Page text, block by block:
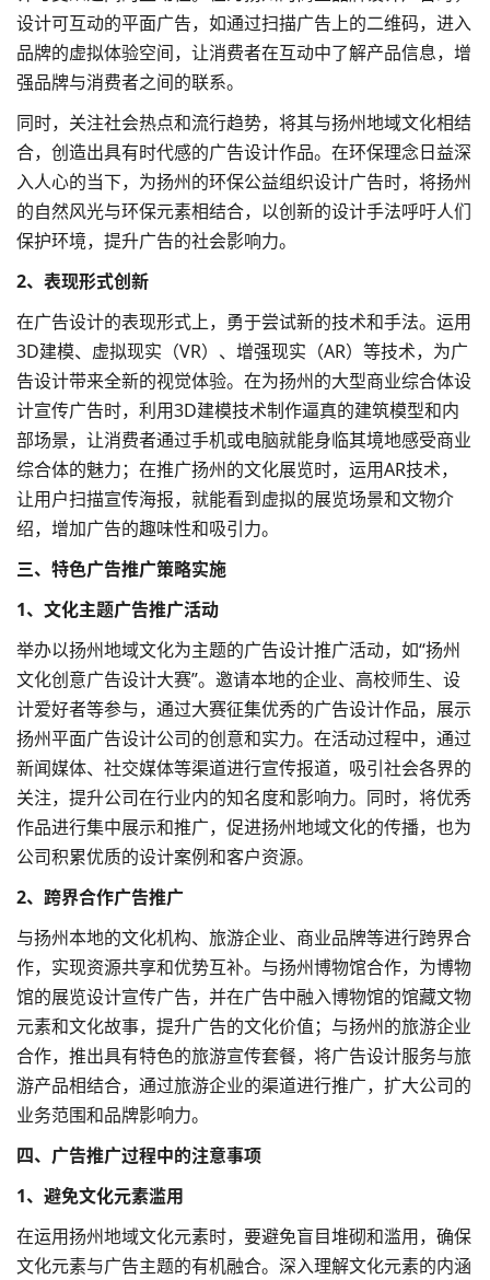
设计可互动的平面广告，如通过扫描广告上的二维码，进入
品牌的虚拟体验空间，让消费者在互动中了解产品信息，增
强品牌与消费者之间的联系。
同时，关注社会热点和流行趋势，将其与扬州地域文化相结
合，创造出具有时代感的广告设计作品。在环保理念日益深
入人心的当下，为扬州的环保公益组织设计广告时，将扬州
的自然风光与环保元素相结合，以创新的设计手法呼吁人们
保护环境，提升广告的社会影响力。
2、表现形式创新
在广告设计的表现形式上，勇于尝试新的技术和手法。运用
3D建模、虚拟现实（VR）、增强现实（AR）等技术，为广
告设计带来全新的视觉体验。在为扬州的大型商业综合体设
计宣传广告时，利用3D建模技术制作逼真的建筑模型和内
部场景，让消费者通过手机或电脑就能身临其境地感受商业
综合体的魅力；在推广扬州的文化展览时，运用AR技术，
让用户扫描宣传海报，就能看到虚拟的展览场景和文物介
绍，增加广告的趣味性和吸引力。
三、特色广告推广策略实施
1、文化主题广告推广活动
举办以扬州地域文化为主题的广告设计推广活动，如“扬州
文化创意广告设计大赛”。邀请本地的企业、高校师生、设
计爱好者等参与，通过大赛征集优秀的广告设计作品，展示
扬州平面广告设计公司的创意和实力。在活动过程中，通过
新闻媒体、社交媒体等渠道进行宣传报道，吸引社会各界的
关注，提升公司在行业内的知名度和影响力。同时，将优秀
作品进行集中展示和推广，促进扬州地域文化的传播，也为
公司积累优质的设计案例和客户资源。
2、跨界合作广告推广
与扬州本地的文化机构、旅游企业、商业品牌等进行跨界合
作，实现资源共享和优势互补。与扬州博物馆合作，为博物
馆的展览设计宣传广告，并在广告中融入博物馆的馆藏文物
元素和文化故事，提升广告的文化价值；与扬州的旅游企业
合作，推出具有特色的旅游宣传套餐，将广告设计服务与旅
游产品相结合，通过旅游企业的渠道进行推广，扩大公司的
业务范围和品牌影响力。
四、广告推广过程中的注意事项
1、避免文化元素滥用
在运用扬州地域文化元素时，要避免盲目堆砌和滥用，确保
文化元素与广告主题的有机融合。深入理解文化元素的内涵